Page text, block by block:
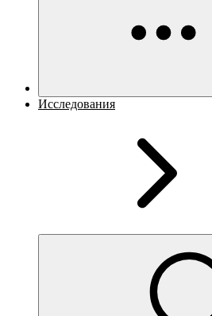
Исследования